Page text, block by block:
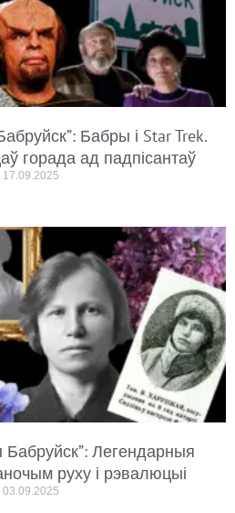
Бабры і Star Trek.
горада ад падпісантаў
17.09.2025
Бабруйск”: Легендарныя
руху і рэвалюцыі
03.09.2025